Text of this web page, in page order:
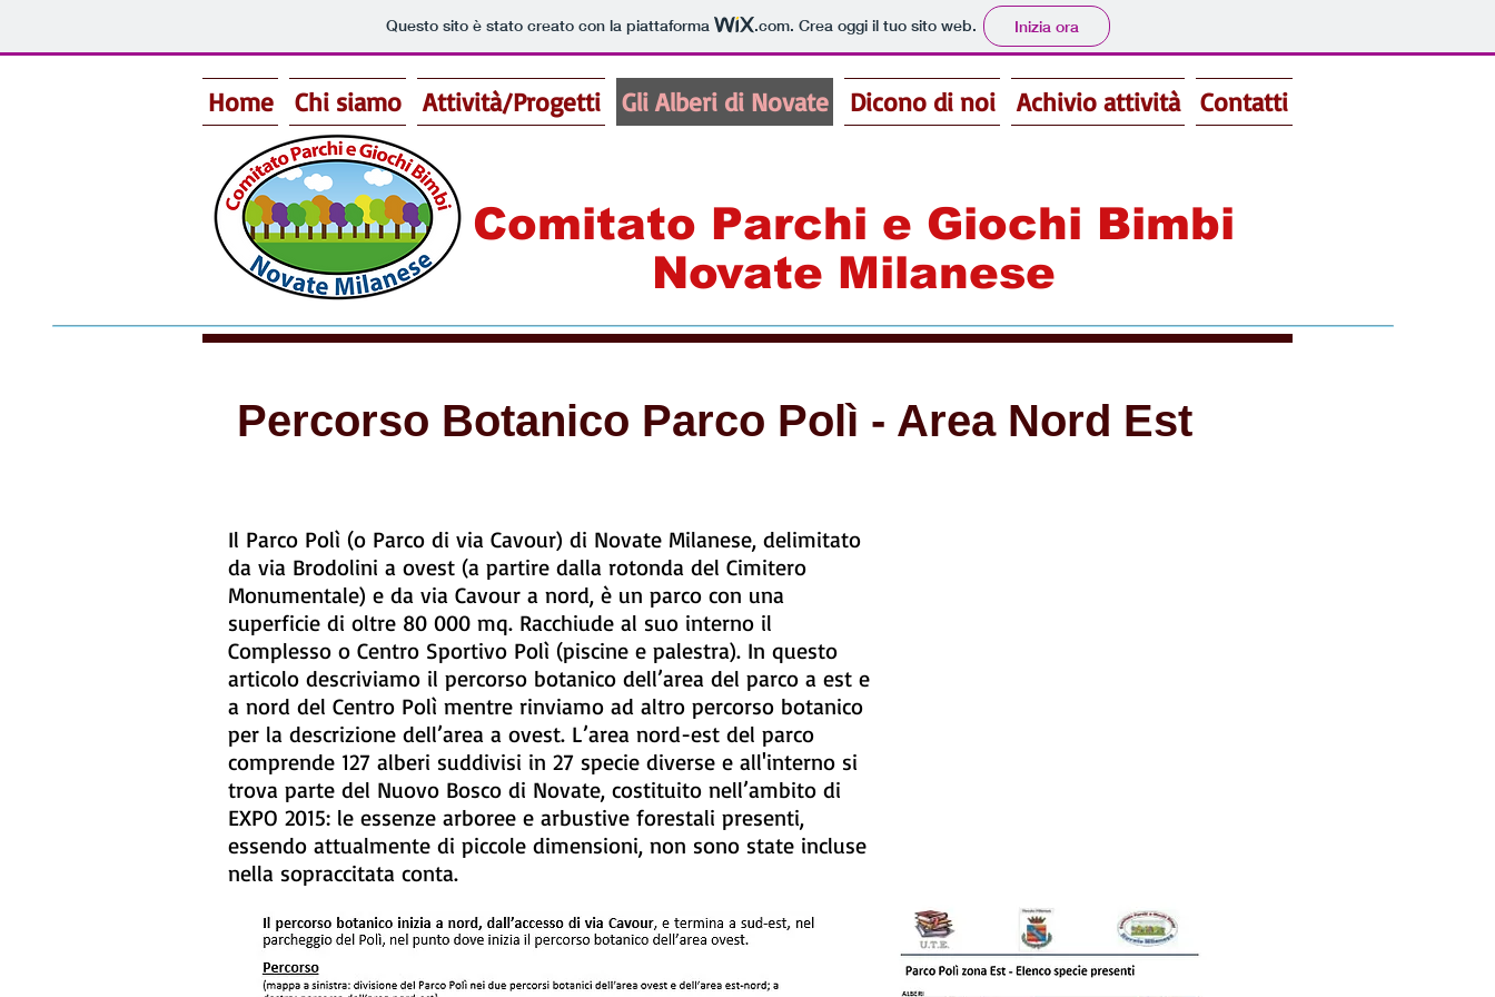
Questo sito è stato creato con la piattaforma .com. Crea oggi il tuo sito web. Inizia ora
Home Chi siamo Attività/Progetti Gli Alberi di Novate Dicono di noi Achivio attività Contatti
Comitato Parchi e Giochi Bimbi
Novate Milanese
Percorso Botanico Parco Polì - Area Nord Est
Il Parco Polì (o Parco di via Cavour) di Novate Milanese, delimitato
da via Brodolini a ovest (a partire dalla rotonda del Cimitero
Monumentale) e da via Cavour a nord, è un parco con una
superficie di oltre 80 000 mq. Racchiude al suo interno il
Complesso o Centro Sportivo Polì (piscine e palestra). In questo
articolo descriviamo il percorso botanico dell’area del parco a est e
a nord del Centro Polì mentre rinviamo ad altro percorso botanico
per la descrizione dell’area a ovest. L’area nord-est del parco
comprende 127 alberi suddivisi in 27 specie diverse e all'interno si
trova parte del Nuovo Bosco di Novate, costituito nell’ambito di
EXPO 2015: le essenze arboree e arbustive forestali presenti,
essendo attualmente di piccole dimensioni, non sono state incluse
nella sopraccitata conta.